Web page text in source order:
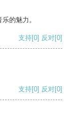
的魅力。
支持[0] 反对[0]
支持[0] 反对[0]